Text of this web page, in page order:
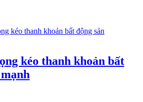
kéo thanh khoản bất